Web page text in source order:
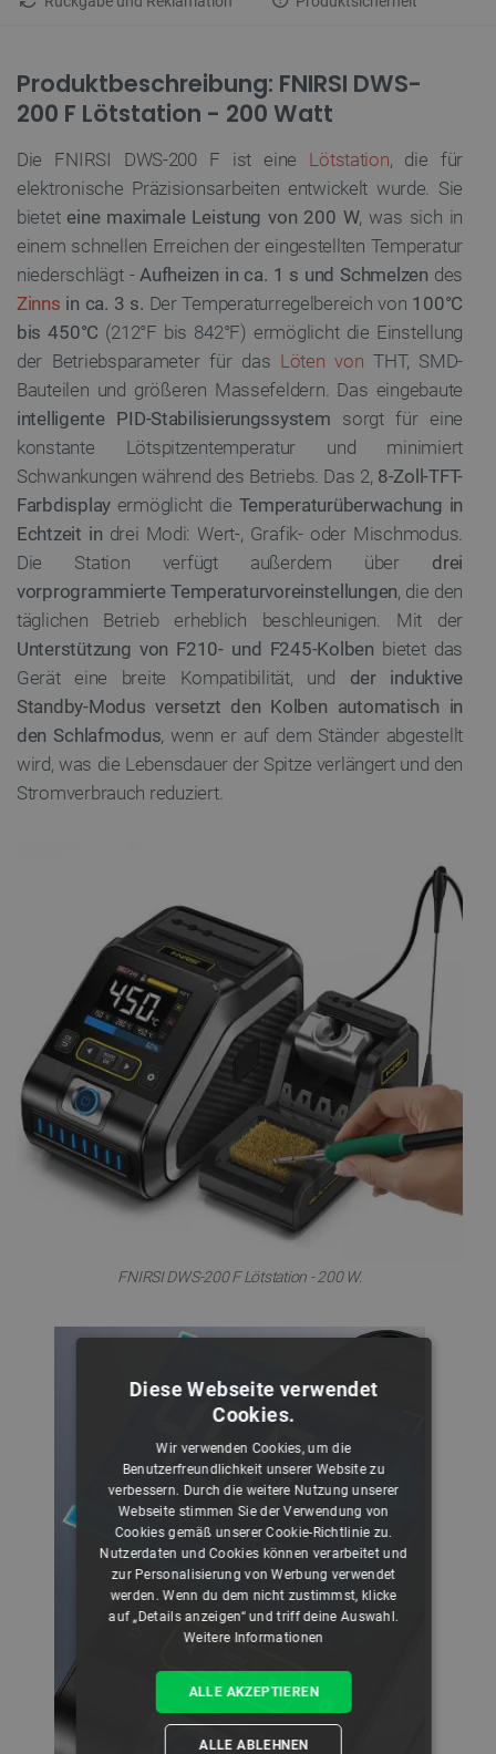
Produktbeschreibung: FNIRSI DWS-
200 F Lötstation - 200 Watt
Die FNIRSI DWS-200 F ist eine Lötstation, die für
elektronische Präzisionsarbeiten entwickelt wurde. Sie
bietet eine maximale Leistung von 200 W, was sich in
einem schnellen Erreichen der eingestellten Temperatur
niederschlägt - Aufheizen in ca. 1 s und Schmelzen des
Zinns in ca. 3 s. Der Temperaturregelbereich von 100°C
bis 450°C (212°F bis 842°F) ermöglicht die Einstellung
der Betriebsparameter für das Löten von THT, SMD-
Bauteilen und größeren Massefeldern. Das eingebaute
intelligente PID-Stabilisierungssystem sorgt für eine
konstante Lötspitzentemperatur und minimiert
Schwankungen während des Betriebs. Das 2, 8-Zoll-TFT-
Farbdisplay ermöglicht die Temperaturüberwachung in
Echtzeit in drei Modi: Wert-, Grafik- oder Mischmodus.
Die Station verfügt außerdem über drei
vorprogrammierte Temperaturvoreinstellungen, die den
täglichen Betrieb erheblich beschleunigen. Mit der
Unterstützung von F210- und F245-Kolben bietet das
Gerät eine breite Kompatibilität, und der induktive
Standby-Modus versetzt den Kolben automatisch in
den Schlafmodus, wenn er auf dem Ständer abgestellt
wird, was die Lebensdauer der Spitze verlängert und den
Stromverbrauch reduziert.
FNIRSI DWS-200 F Lötstation - 200 W.
Diese Webseite verwendet
Cookies.
Wir verwenden Cookies, um die
Benutzerfreundlichkeit unserer Website zu
verbessern. Durch die weitere Nutzung unserer
Webseite stimmen Sie der Verwendung von
Cookies gemäß unserer Cookie-Richtlinie zu.
Nutzerdaten und Cookies können verarbeitet und
zur Personalisierung von Werbung verwendet
werden. Wenn du dem nicht zustimmst, klicke
auf „Details anzeigen“ und triff deine Auswahl.
Weitere Informationen
ALLE AKZEPTIEREN
ALLE ABLEHNEN